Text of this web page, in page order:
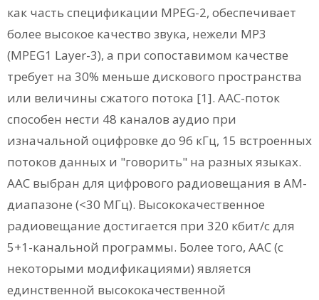
как часть спецификации MPEG-2, обеспечивает
более высокое качество звука, нежели MP3
(MPEG1 Layer-3), а при сопоставимом качестве
требует на 30% меньше дискового пространства
или величины сжатого потока [1]. ААС-поток
способен нести 48 каналов аудио при
изначальной оцифровке до 96 кГц, 15 встроенных
потоков данных и "говорить" на разных языках.
ААС выбран для цифрового радиовещания в АМ-
диапазоне (<30 МГц). Высококачественное
радиовещание достигается при 320 кбит/с для
5+1-канальной программы. Более того, ААС (с
некоторыми модификациями) является
единственной высококачественной